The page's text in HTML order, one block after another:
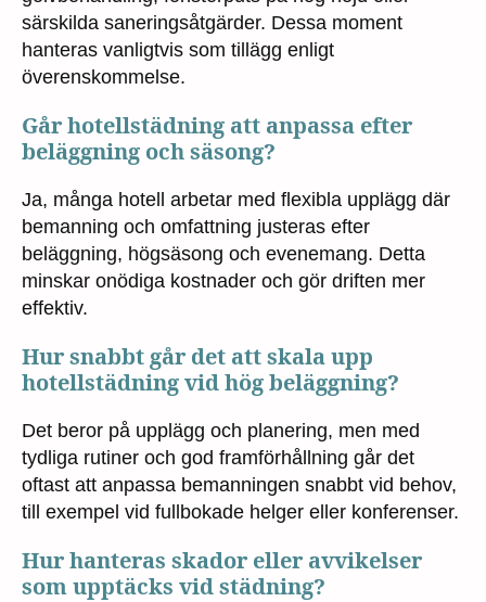
särskilda saneringsåtgärder. Dessa moment
hanteras vanligtvis som tillägg enligt
överenskommelse.
Går hotellstädning att anpassa efter
beläggning och säsong?
Ja, många hotell arbetar med flexibla upplägg där
bemanning och omfattning justeras efter
beläggning, högsäsong och evenemang. Detta
minskar onödiga kostnader och gör driften mer
effektiv.
Hur snabbt går det att skala upp
hotellstädning vid hög beläggning?
Det beror på upplägg och planering, men med
tydliga rutiner och god framförhållning går det
oftast att anpassa bemanningen snabbt vid behov,
till exempel vid fullbokade helger eller konferenser.
Hur hanteras skador eller avvikelser
som upptäcks vid städning?